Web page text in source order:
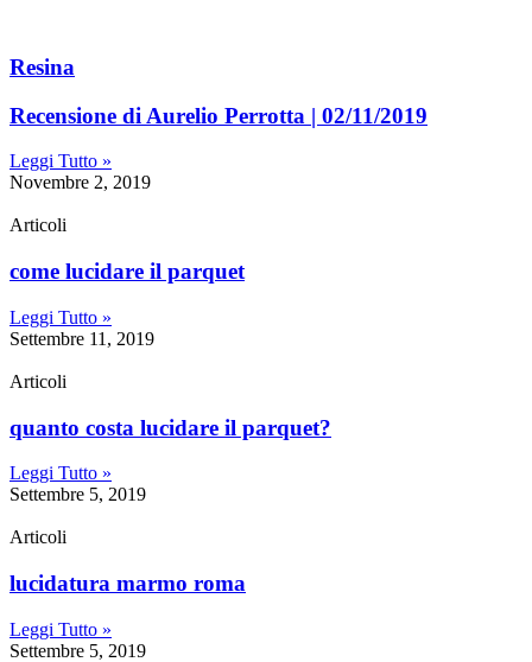
Resina
Recensione di Aurelio Perrotta | 02/11/2019
Leggi Tutto »
Novembre 2, 2019
Articoli
come lucidare il parquet
Leggi Tutto »
Settembre 11, 2019
Articoli
quanto costa lucidare il parquet?
Leggi Tutto »
Settembre 5, 2019
Articoli
lucidatura marmo roma
Leggi Tutto »
Settembre 5, 2019